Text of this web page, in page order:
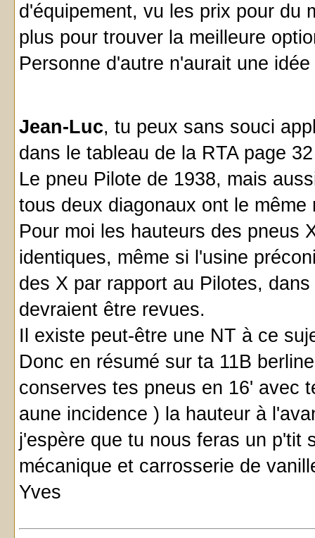
d'équipement, vu les prix pour du
plus pour trouver la meilleure
Personne d'autre n'aurait une idée
Jean-Luc, tu peux sans souci
dans le tableau de la RTA page
Le pneu Pilote de 1938, mais
tous deux diagonaux ont le
Pour moi les hauteurs des pneus
identiques, même si l'usine
des X par rapport au Pilotes,
devraient être revues.
Il existe peut-être une NT à ce
Donc en résumé sur ta 11B
conserves tes pneus en 16' avec
aune incidence ) la hauteur à
j'espère que tu nous feras un p'tit
mécanique et carrosserie de
Yves